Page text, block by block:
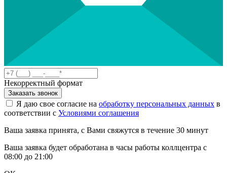
Некорректный формат
Заказать звонок
Я даю свое согласие на обработку персональных данных в
соответствии с Условиями соглашения
Ваша заявка принята, с Вами свяжутся в течение 30 минут
Ваша заявка будет обработана в часы работы коллцентра с
08:00 до 21:00